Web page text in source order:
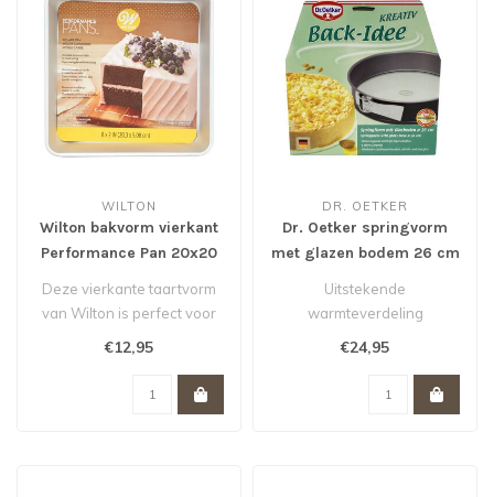
WILTON
Wilton bakvorm vierkant
Performance Pan 20x20
Deze vierkante taartvorm
van Wilton is perfect voor
stapeltaarten voor bruiloft..
€12,95
DR. OETKER
Dr. Oetker springvorm
met glazen bodem 26 cm
Uitstekende
warmteverdeling
Superieure anti-
Bodem is van glas en s..
€24,95